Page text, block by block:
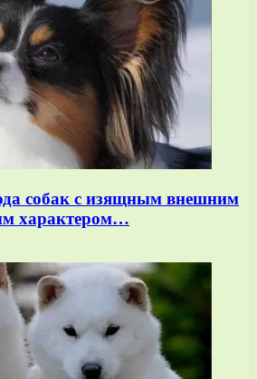
собак с изящным внешним
характером…